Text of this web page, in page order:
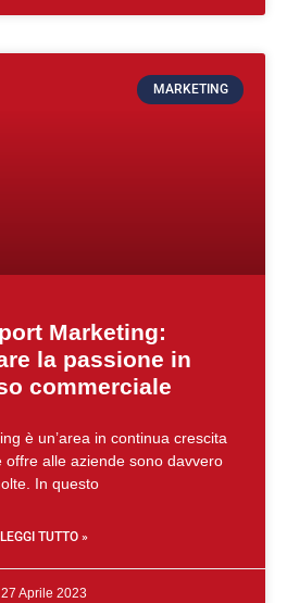
MARKETING
Marketing:
la passione in
commerciale
è un’area in continua crescita
offre alle aziende sono davvero
In questo
LEGGI TUTTO »
27 Aprile 2023